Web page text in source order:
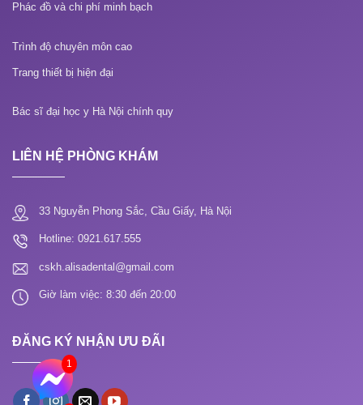
Phác đồ và chi phí minh bạch
Trình độ chuyên môn cao
Trang thiết bị hiện đại
Bác sĩ đại học y Hà Nội chính quy
LIÊN HỆ PHÒNG KHÁM
33 Nguyễn Phong Sắc, Cầu Giấy, Hà Nội
Hotline: 0921.617.555
cskh.alisadental@gmail.com
Giờ làm việc: 8:30 đến 20:00
ĐĂNG KÝ NHẬN ƯU ĐÃI
1